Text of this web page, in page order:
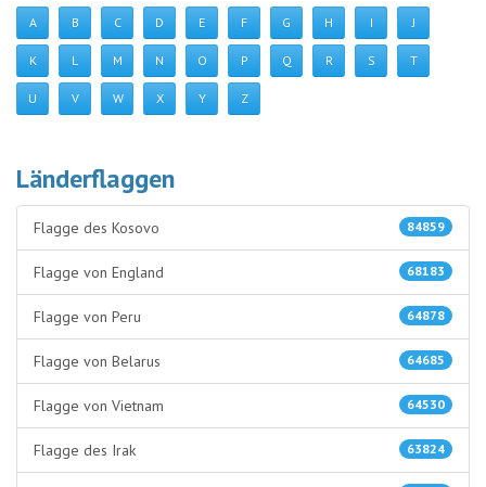
A B C D E F G H I J
K L M N O P Q R S T
U V W X Y Z
Länderflaggen
84859
Flagge des Kosovo
68183
Flagge von England
64878
Flagge von Peru
64685
Flagge von Belarus
64530
Flagge von Vietnam
63824
Flagge des Irak